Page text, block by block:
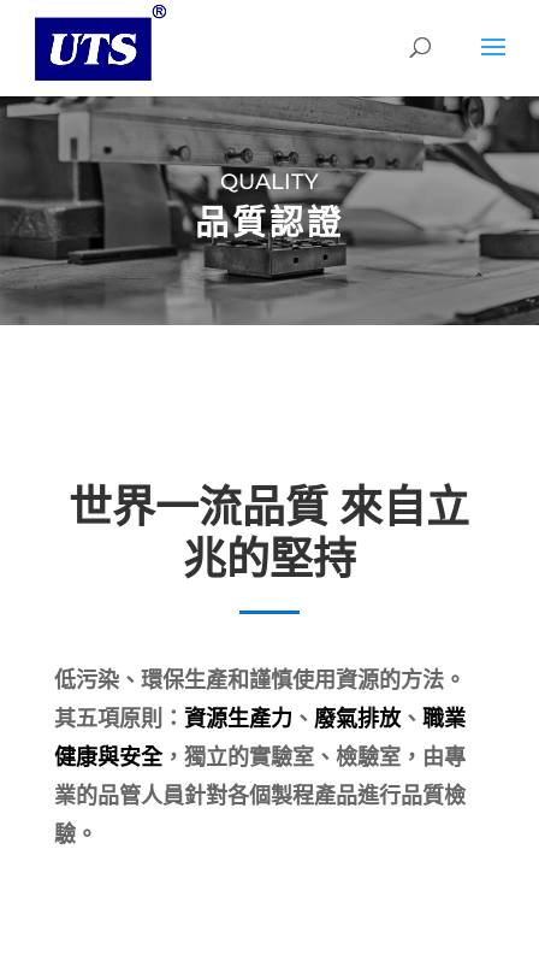
QUALITY
品質認證
世界一流品質 來自立
兆的堅持
低污染、環保生產和謹慎使用資源的方法。
其五項原則： 資源生產力 、 廢氣排放、 職業
健康與安全，獨立的實驗室、檢驗室，由專
業的品管人員針對各個製程產品進行品質檢
驗。